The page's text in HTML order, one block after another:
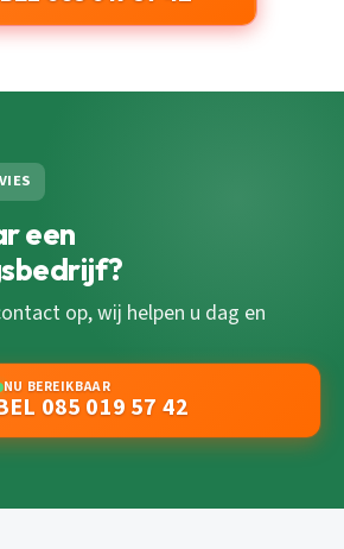
een
op, wij helpen u dag en
NU BEREIKBAAR
085 019 57 42